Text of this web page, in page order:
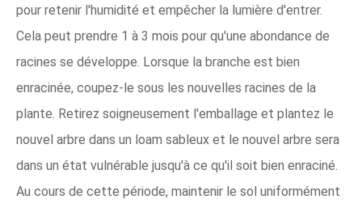
pour retenir l'humidité et empêcher la lumière d'entrer.
Cela peut prendre 1 à 3 mois pour qu'une abondance de
racines se développe. Lorsque la branche est bien
enracinée, coupez-le sous les nouvelles racines de la
plante. Retirez soigneusement l'emballage et plantez le
nouvel arbre dans un loam sableux et le nouvel arbre sera
dans un état vulnérable jusqu'à ce qu'il soit bien enraciné.
Au cours de cette période, maintenir le sol uniformément